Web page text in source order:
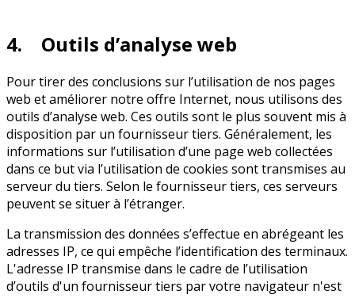
4. Outils d’analyse web
Pour tirer des conclusions sur l’utilisation de nos pages
web et améliorer notre offre Internet, nous utilisons des
outils d’analyse web. Ces outils sont le plus souvent mis à
disposition par un fournisseur tiers. Généralement, les
informations sur l’utilisation d’une page web collectées
dans ce but via l’utilisation de cookies sont transmises au
serveur du tiers. Selon le fournisseur tiers, ces serveurs
peuvent se situer à l’étranger.
La transmission des données s’effectue en abrégeant les
adresses IP, ce qui empêche l’identification des terminaux.
L'adresse IP transmise dans le cadre de l’utilisation
d’outils d'un fournisseur tiers par votre navigateur n'est